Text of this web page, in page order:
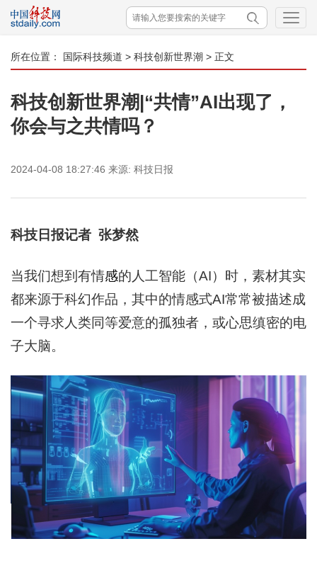
所在位置： 国际科技频道 > 科技创新世界潮 > 正文
科技创新世界潮|“共情”AI出现了，
你会与之共情吗？
2024-04-08 18:27:46 来源: 科技日报
科技日报记者 张梦然
当我们想到有情感的人工智能（AI）时，素材其实
都来源于科幻作品，其中的情感式AI常常被描述成
一个寻求人类同等爱意的孤独者，或心思缜密的电
子大脑。